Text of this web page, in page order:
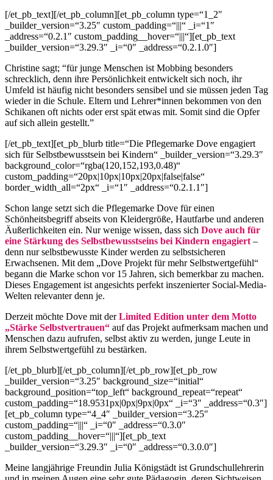
[/et_pb_text][/et_pb_column][et_pb_column type=“1_2″
_builder_version=“3.25″ custom_padding=“|||“ _i=“1″
_address=“0.2.1″ custom_padding__hover=“|||“][et_pb_text
_builder_version=“3.29.3″ _i=“0″ _address=“0.2.1.0″]
Christine sagt; “für junge Menschen ist Mobbing besonders
schrecklich, denn ihre Persönlichkeit entwickelt sich noch, ihr
Umfeld ist häufig nicht besonders sensibel und sie müssen jeden Tag
wieder in die Schule. Eltern und Lehrer*innen bekommen von den
Schikanen oft nichts oder erst spät etwas mit. Somit sind die Opfer
auf sich allein gestellt.”
[/et_pb_text][et_pb_blurb title=“Die Pflegemarke Dove engagiert
sich für Selbstbewusstsein bei Kindern“ _builder_version=“3.29.3″
background_color=“rgba(120,152,193,0.48)“
custom_padding=“20px|10px|10px|20px|false|false“
border_width_all=“2px“ _i=“1″ _address=“0.2.1.1″]
Schon lange setzt sich die Pflegemarke Dove für einen
Schönheitsbegriff abseits von Kleidergröße, Hautfarbe und anderen
Äußerlichkeiten ein. Nur wenige wissen, dass sich Dove auch für
eine Stärkung des Selbstbewusstseins bei Kindern engagiert –
denn nur selbstbewusste Kinder werden zu selbstsicheren
Erwachsenen. Mit dem „Dove Projekt für mehr Selbstwertgefühl“
begann die Marke schon vor 15 Jahren, sich bemerkbar zu machen.
Dieses Engagement ist angesichts perfekt inszenierter Social-Media-
Welten relevanter denn je.
Derzeit möchte Dove mit derLimited Edition unter dem Motto
„Stärke Selbstvertrauen“ auf das Projekt aufmerksam machen und
Menschen dazu aufrufen, selbst aktiv zu werden, junge Leute in
ihrem Selbstwertgefühl zu bestärken.
[/et_pb_blurb][/et_pb_column][/et_pb_row][et_pb_row
_builder_version=“3.25″ background_size=“initial“
background_position=“top_left“ background_repeat=“repeat“
custom_padding=“18.9531px|0px|9px|0px“ _i=“3″ _address=“0.3″]
[et_pb_column type=“4_4″ _builder_version=“3.25″
custom_padding=“|||“ _i=“0″ _address=“0.3.0″
custom_padding__hover=“|||“][et_pb_text
_builder_version=“3.29.3″ _i=“0″ _address=“0.3.0.0″]
Meine langjährige Freundin Julia Königstädt ist Grundschullehrerin